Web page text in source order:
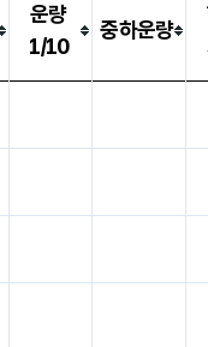
운량
1/10
중하운량